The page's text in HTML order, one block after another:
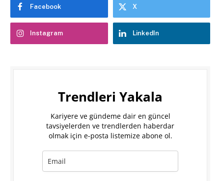
Facebook X
Instagram LinkedIn
Trendleri Yakala
Kariyere ve gündeme dair en güncel
tavsiyelerden ve trendlerden haberdar
olmak için e-posta listemize abone ol.